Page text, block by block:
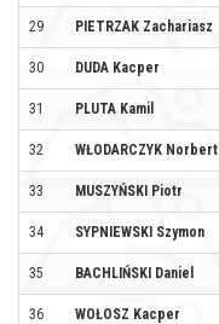
29 PIETRZAK Zachariasz
30 DUDA Kacper
31 PLUTA Kamil
32 WŁODARCZYK Norbert
33 MUSZYŃSKI Piotr
34 SYPNIEWSKI Szymon
35 BACHLIŃSKI Daniel
36 WOŁOSZ Kacper